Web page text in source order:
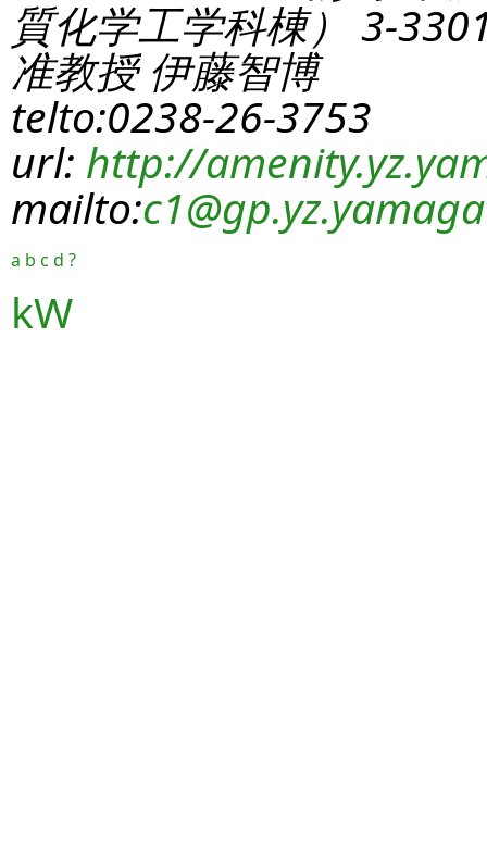
質化学工学科棟） 3-
准教授 伊藤智博
telto:0238-26-3753
url: http://
mailto:c1
a b c d ?
kW